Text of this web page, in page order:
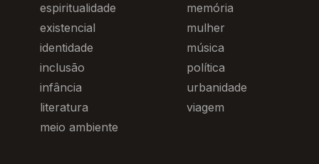
espiritualidade
existencial
identidade
inclusão
infância
literatura
meio ambiente
memória
mulher
música
política
urbanidade
viagem